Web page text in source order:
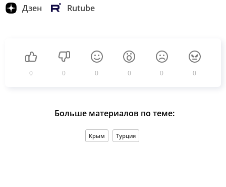
Дзен Rutube
0 0 0 0 0 0
Больше материалов по теме:
Крым Турция